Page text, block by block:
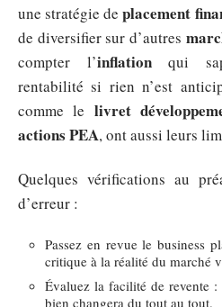
une stratégie deplacement
de diversifier sur d’autres
compter l’inflationqui
rentabilité si rien n’est
comme le livret
actions PEA, ont aussi leurs
Quelques vérifications au
d’erreur :
Passez en revue le business
critique à la réalité du marché
Évaluez la facilité de revente
bien changera du tout au tout.